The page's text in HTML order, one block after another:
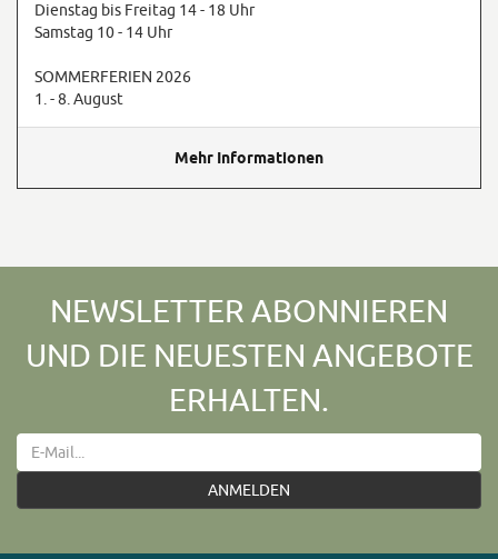
Dienstag bis Freitag 14 - 18 Uhr
Samstag 10 - 14 Uhr
SOMMERFERIEN 2026
1. - 8. August
Mehr Informationen
NEWSLETTER ABONNIEREN
UND DIE NEUESTEN ANGEBOTE
ERHALTEN.
ANMELDEN